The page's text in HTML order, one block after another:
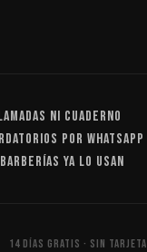
NI CUADERNO
POR WHATSAPP
YA LO USAN
14 DÍAS GRATIS · SIN TARJETA